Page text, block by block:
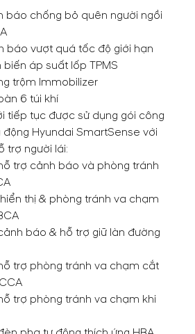
chống bỏ quên người ngồi
vượt quá tốc độ giới hạn
áp suất lốp TPMS
trộm Immobilizer
6 túi khí
tiếp tục được sử dụng gói công
Hyundai SmartSense với
trợ người lái:
cảnh báo và phòng tránh
thị & phòng tránh va chạm
báo & hỗ trợ giữ làn đường
phòng tránh va chạm cắt
phòng tránh va chạm khi